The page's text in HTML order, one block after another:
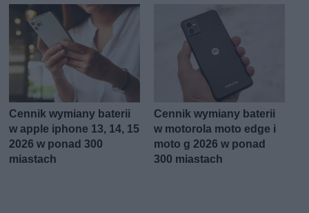
Cennik wymiany baterii
w apple iphone 13, 14, 15
2026 w ponad 300
miastach
Cennik wymiany baterii
w motorola moto edge i
moto g 2026 w ponad
300 miastach